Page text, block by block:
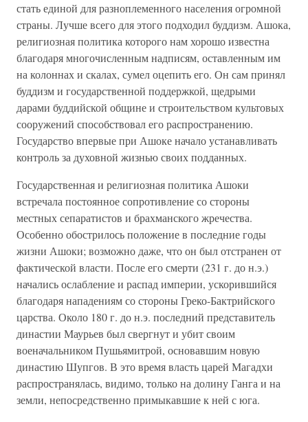
стать единой для разноплеменного населения огромной
страны. Лучше всего для этого подходил буддизм. Ашока,
религиозная политика которого нам хорошо известна
благодаря многочисленным надписям, оставленным им
на колоннах и скалах, сумел оцепить его. Он сам принял
буддизм и государственной поддержкой, щедрыми
дарами буддийской общине и строительством культовых
сооружений способствовал его распространению.
Государство впервые при Ашоке начало устанавливать
контроль за духовной жизнью своих подданных.
Государственная и религиозная политика Ашоки
встречала постоянное сопротивление со стороны
местных сепаратистов и брахманского жречества.
Особенно обострилось положение в последние годы
жизни Ашоки; возможно даже, что он был отстранен от
фактической власти. После его смерти (231 г. до н.э.)
начались ослабление и распад империи, ускорившийся
благодаря нападениям со стороны Греко-Бактрийского
царства. Около 180 г. до н.э. последний представитель
династии Маурьев был свергнут и убит своим
военачальником Пушьямитрой, основавшим новую
династию Шупгов. В это время власть царей Магадхи
распространялась, видимо, только на долину Ганга и на
земли, непосредственно примыкавшие к ней с юга.